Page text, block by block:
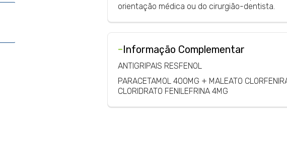
orientação médica ou do cirurgião-dentista.
-Informação Complementar
ANTIGRIPAIS RESFENOL
PARACETAMOL 400MG + MALEATO
CLORIDRATO FENILEFRINA 4MG